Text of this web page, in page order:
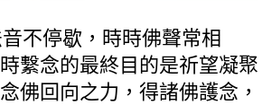
不停歇，時時佛聲常相
繫念的最終目的是祈望凝聚
佛回向之力，得諸佛護念，